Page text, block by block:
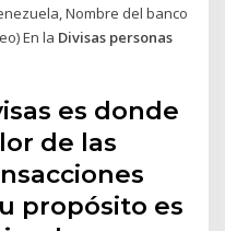
Nombre del banco
En la Divisas personas
es donde
de las
propósito es